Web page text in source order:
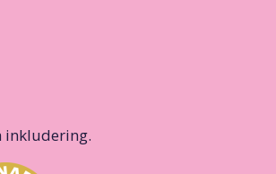
inkludering.